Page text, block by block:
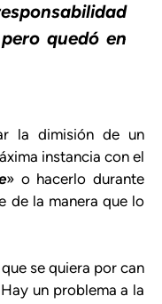
quedó en
la dimisión de un
instancia con el
» o hacerlo durante
de la manera que lo
que se quiera por can
un problema a la